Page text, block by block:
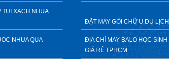
TUI XACH NHUA
ĐẶT MAY GỐI CHỮ U DU LỊCH
NHUA QUA
ĐỊA CHỈ MAY BALO HỌC SINH
GIÁ RẺ TPHCM